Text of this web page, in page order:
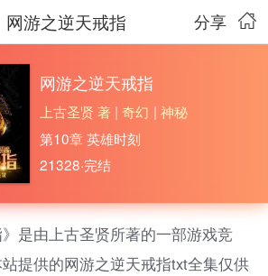
分享
网游之逆天戒指
网游之逆天戒指
上古圣贤 著 |奇幻 | 神秘
第10章 英雄时刻
21328·完结
》是由上古圣贤所著的一部游戏竞
提供的网游之逆天戒指txt全集仅供